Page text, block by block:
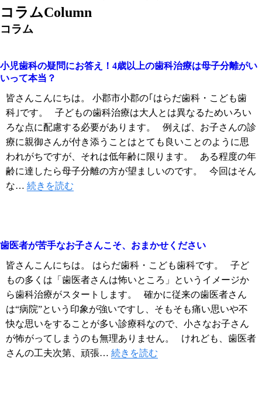
コラムColumn
コラム
小児歯科の疑問にお答え！4歳以上の歯科治療は母子分離がい
いって本当？
皆さんこんにちは。 小郡市小郡の｢はらだ歯科・こども歯
科｣です。 子どもの歯科治療は大人とは異なるためいろい
ろな点に配慮する必要があります。 例えば、お子さんの診
療に親御さんが付き添うことはとても良いことのように思
われがちですが、それは低年齢に限ります。 ある程度の年
齢に達したら母子分離の方が望ましいのです。 今回はそん
な… 続きを読む
歯医者が苦手なお子さんこそ、おまかせください
皆さんこんにちは。 はらだ歯科・こども歯科です。 子ど
もの多くは「歯医者さんは怖いところ」というイメージか
ら歯科治療がスタートします。 確かに従来の歯医者さん
は“病院”という印象が強いですし、そもそも痛い思いや不
快な思いをすることが多い診療科なので、小さなお子さん
が怖がってしまうのも無理ありません。 けれども、歯医者
さんの工夫次第、頑張… 続きを読む